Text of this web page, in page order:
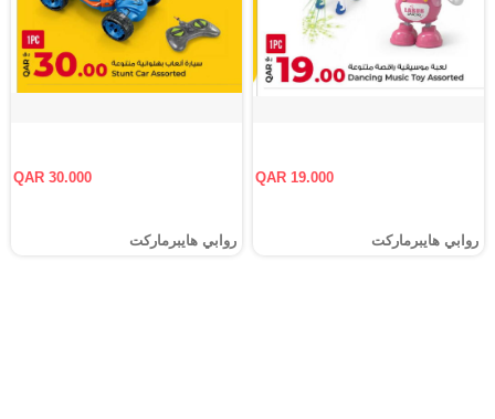
QAR 19.000
روابي هايبرماركت
QAR 30.000
روابي هايبرماركت